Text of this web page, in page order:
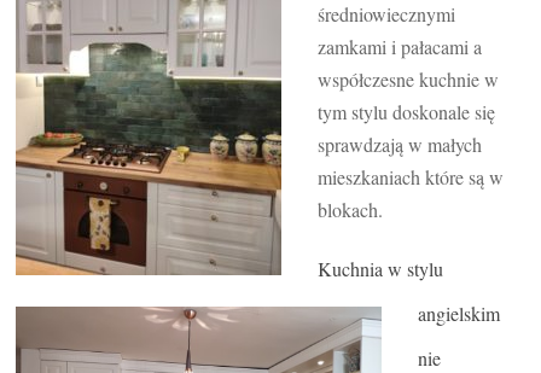
średniowiecznymi
zamkami i pałacami a
współczesne kuchnie w
tym stylu doskonale się
sprawdzają w małych
mieszkaniach które są w
blokach.
Kuchnia w stylu
angielskim
nie